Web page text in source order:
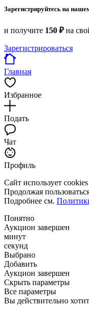
Зарегистрируйтесь на
и получите 150 ₽на
Зарегистрироваться
Главная
Избранное
Подать
Чат
Профиль
Сайт использует
Продолжая
Подробнее см.
Понятно
Аукцион завершен
минут
секунд
Выбрано
Добавить
Аукцион завершен
Скрыть параметры
Все параметры
Вы действительно